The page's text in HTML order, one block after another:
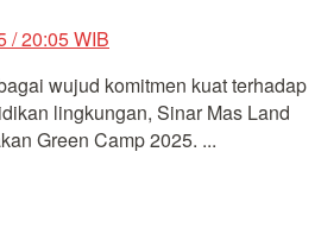
/ 20:05 WIB
wujud komitmen kuat terhadap
lingkungan, Sinar Mas Land
Green Camp 2025. ...